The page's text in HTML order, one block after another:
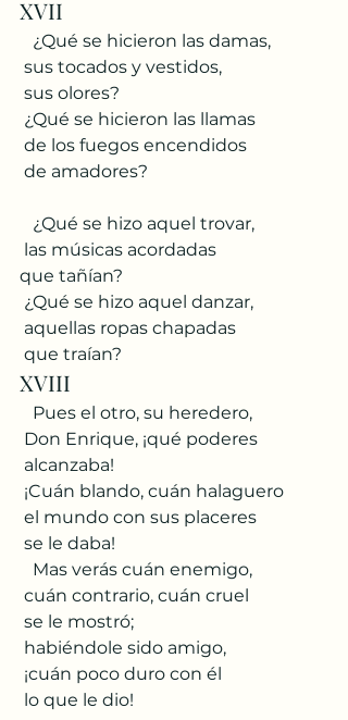
XVII
¿Qué se hicieron las damas,
sus tocados y vestidos,
sus olores?
¿Qué se hicieron las llamas
de los fuegos encendidos
de amadores?
¿Qué se hizo aquel trovar,
las músicas acordadas
que tañían?
¿Qué se hizo aquel danzar,
aquellas ropas chapadas
que traían?
XVIII
Pues el otro, su heredero,
Don Enrique, ¡qué poderes
alcanzaba!
¡Cuán blando, cuán halaguero
el mundo con sus placeres
se le daba!
Mas verás cuán enemigo,
cuán contrario, cuán cruel
se le mostró;
habiéndole sido amigo,
¡cuán poco duro con él
lo que le dio!